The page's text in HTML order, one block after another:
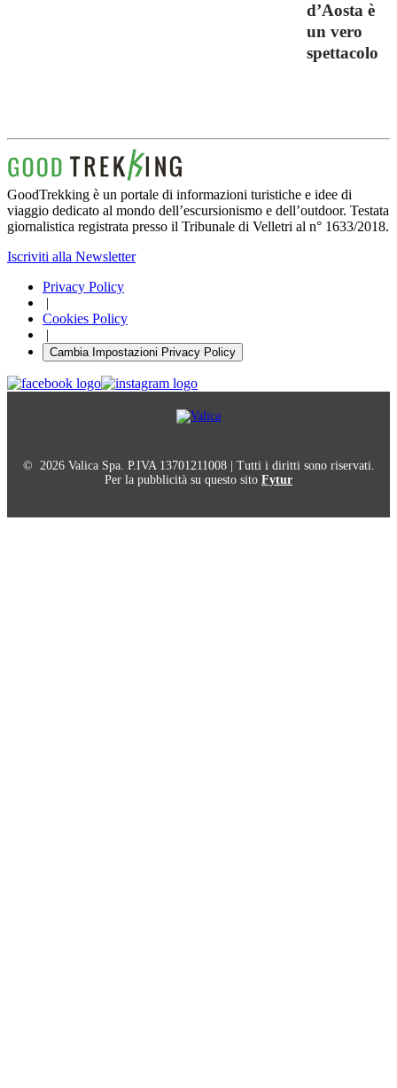
d’Aosta è
un vero
spettacolo
GoodTrekking è un portale di informazioni turistiche e idee di
viaggio dedicato al mondo dell’escursionismo e dell’outdoor. Testata
giornalistica registrata presso il Tribunale di Velletri al n° 1633/2018.
Iscriviti alla Newsletter
Privacy Policy
|
Cookies Policy
|
Cambia Impostazioni Privacy Policy
© 2026 Valica Spa. P.IVA 13701211008 | Tutti i diritti sono riservati.
Per la pubblicità su questo sito Fytur